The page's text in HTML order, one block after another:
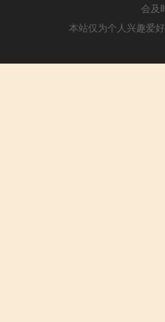
会及
本站仅为个人兴趣爱